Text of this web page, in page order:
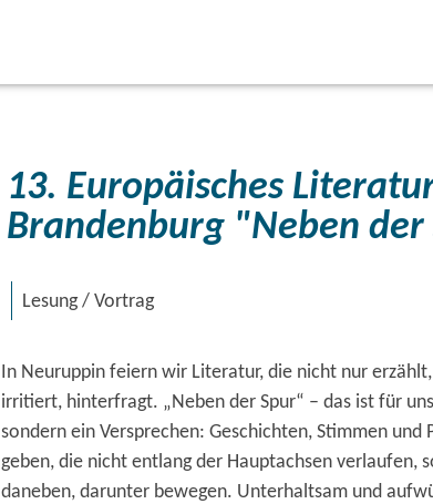
13. Europäisches Literaturfest
Brandenburg "Neben der
Lesung / Vortrag
In Neuruppin feiern wir Literatur, die nicht nur
irritiert, hinterfragt. „Neben der Spur“ – das ist für
sondern ein Versprechen: Geschichten, Stimmen und
geben, die nicht entlang der Hauptachsen verlaufen,
daneben, darunter bewegen. Unterhaltsam und